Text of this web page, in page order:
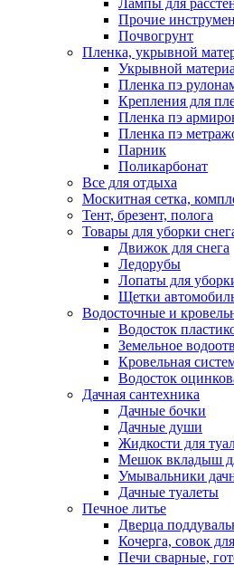
Лампы для
Прочие
Почвогрунт
Пленка, укрывной
Укрывной
Пленка пэ
Крепления для
Пленка пэ
Пленка пэ
Парник
Поликарбонат
Все для отдыха
Москитная сетка,
Тент, брезент, полога
Товары для уборки
Движок для снега
Ледорубы
Лопаты для
Щетки
Водосточные и
Водосток
Земельное
Кровельная
Водосток
Дачная сантехника
Дачные бочки
Дачные души
Жидкости для
Мешок вкладыш
Умывальники
Дачные туалеты
Печное литье
Дверца
Кочерга, совок
Печи сварные,